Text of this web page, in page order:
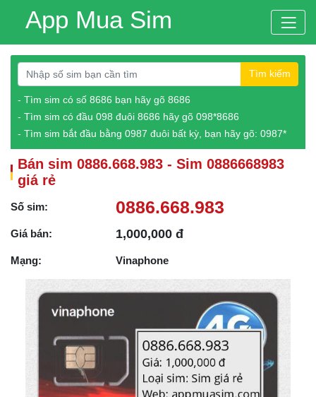
App Mua Sim
Tìm kiếm
- Tìm sim có số 8686 bạn hãy gõ 8686
- Tìm sim có đầu 098 đuôi 8686 hãy gõ 098*8686
- Tìm sim bắt đầu bằng 0987 đuôi bất kỳ, bạn hãy gõ: 0987*
Bán sim 0886.668.983 - Sim 0886668983
giá rẻ
Số sim: 0886.668.983
Giá bán: 1,000,000 đ
Mạng: Vinaphone